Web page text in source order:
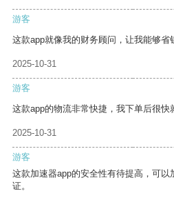
游客
这款app就像我的财务顾问，让我能够省
2025-10-31
游客
这款app的物流非常快捷，我下单后很快
2025-10-31
游客
这款加速器app的安全性有待提高，可
证。